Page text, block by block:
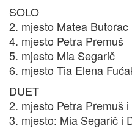
SOLO
2. mjesto Matea Butorac
4. mjesto Petra Premuš
5. mjesto Mia Segarič
6. mjesto Tia Elena
DUET
2. mjesto Petra Premuš
3. mjesto: Mia Segarič i